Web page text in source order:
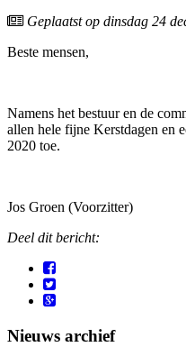
Geplaatst op dinsdag 24
Beste mensen,
Namens het bestuur en de
allen hele fijne Kerstdagen en
2020 toe.
Jos Groen (Voorzitter)
Deel dit bericht:
Nieuws archief